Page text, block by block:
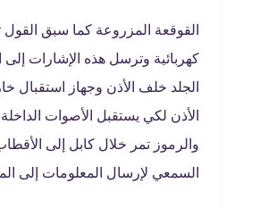
القوقعة المزروعة كما سبق القول
كهربائية وترسل هذه الإشارات
الجلد خلف الأذن وجهاز
الأذن لكي يستقبل الأصوات
والرموز تمر خلال كابل إلى
السمعي لإرسال المعلومات إلى